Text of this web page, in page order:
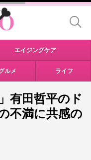
エイジングケア
ルメ ライフ
有田哲平のド
不満に共感の